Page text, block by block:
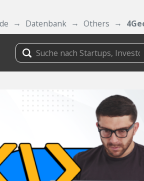
Datenbank Others